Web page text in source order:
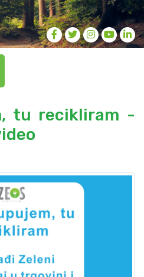
tu recikliram -